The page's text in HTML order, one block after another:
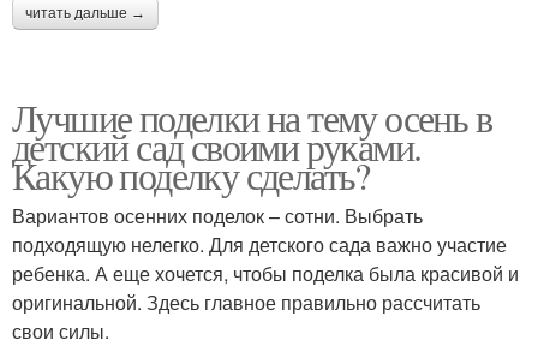
читать дальше →
Лучшие поделки на тему осень в
детский сад своими руками.
Какую поделку сделать?
Вариантов осенних поделок – сотни. Выбрать
подходящую нелегко. Для детского сада важно участие
ребенка. А еще хочется, чтобы поделка была красивой и
оригинальной. Здесь главное правильно рассчитать
свои силы.